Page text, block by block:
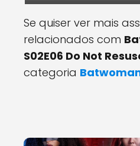
Se quiser ver mais
relacionados com
S02E06 Do Not
categoria